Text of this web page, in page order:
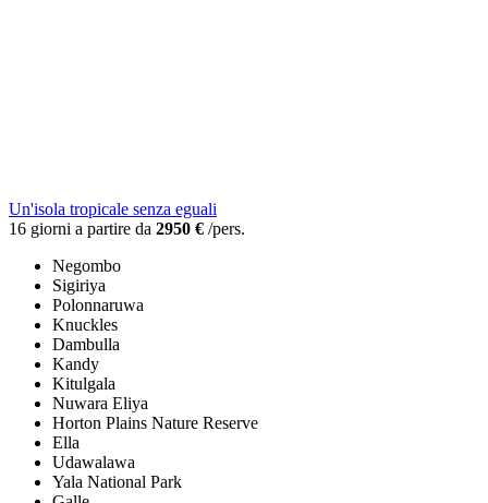
Un'isola tropicale senza eguali
16 giorni a partire da 2950 € /pers.
Negombo
Sigiriya
Polonnaruwa
Knuckles
Dambulla
Kandy
Kitulgala
Nuwara Eliya
Horton Plains Nature Reserve
Ella
Udawalawa
Yala National Park